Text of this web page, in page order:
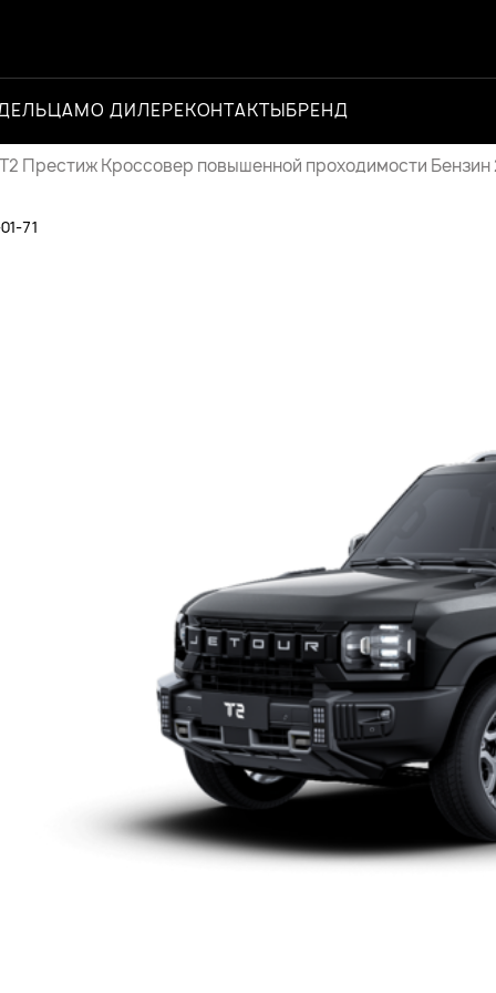
О ДИЛЕРЕКОНТАКТЫБРЕНД
T2 Престиж Кроссовер повышенной проходимости Бензин
71